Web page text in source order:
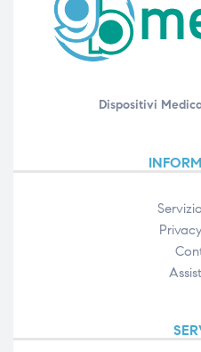
Dispositivi